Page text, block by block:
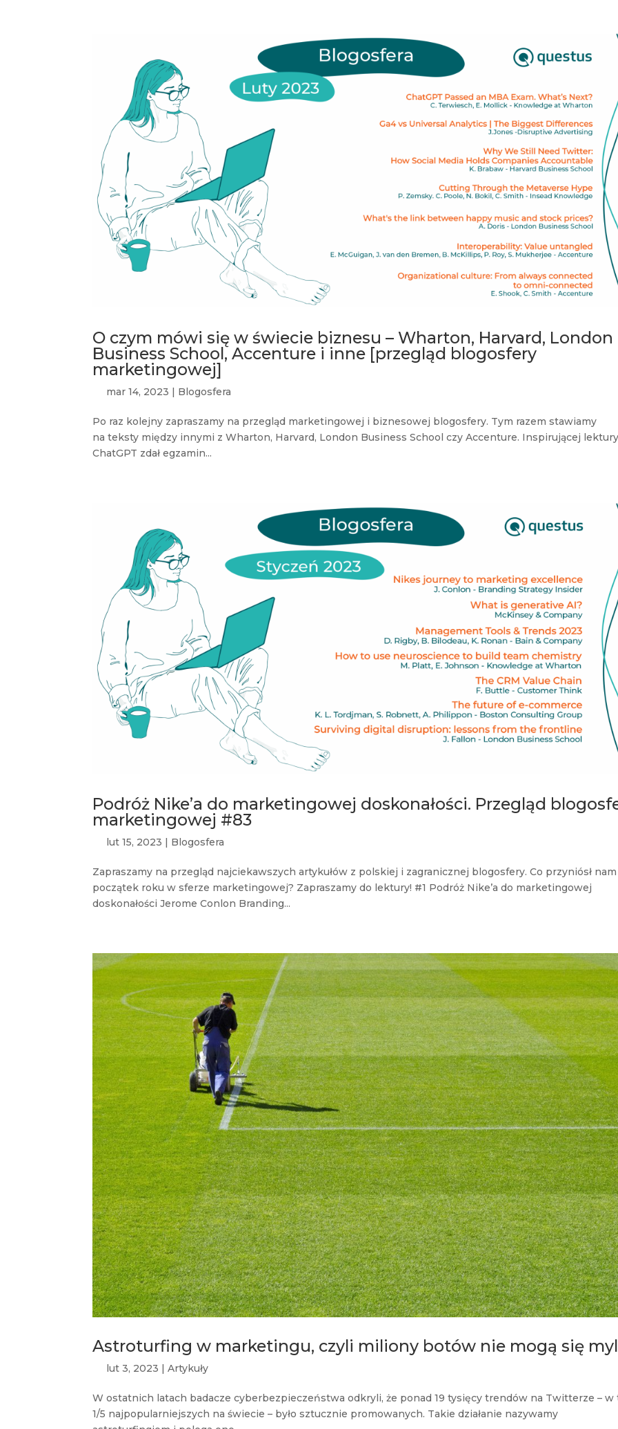
O czym mówi się w świecie biznesu – Wharton, Harvard, London
Business School, Accenture i inne [przegląd blogosfery
marketingowej]
mar 14, 2023 | Blogosfera
Po raz kolejny zapraszamy na przegląd marketingowej i biznesowej blogosfery. Tym razem stawiamy
na teksty między innymi z Wharton, Harvard, London Business School czy Accenture. Inspirującej
ChatGPT zdał egzamin...
Podróż Nike’a do marketingowej doskonałości. Przegląd
marketingowej #83
lut 15, 2023 Blogosfera
Zapraszamy na przegląd najciekawszych artykułów z polskiej i zagranicznej blogosfery. Co przyniósł nam
początek roku w sferze marketingowej? Zapraszamy do lektury! #1 Podróż Nike’a do marketingowej
doskonałości Jerome Conlon Branding...
Astroturfing w marketingu, czyli miliony botów nie mogą się
lut 3, 2023 |Artykuły
W ostatnich latach badacze cyberbezpieczeństwa odkryli, że ponad 19 tysięcy trendów na Twitterze – w
1/5 najpopularniejszych na świecie – było sztucznie promowanych. Takie działanie nazywamy